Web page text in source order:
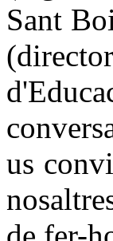
Sant
us